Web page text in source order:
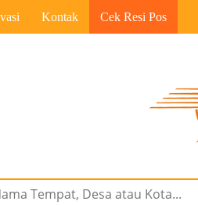
Kontak Cek Resi Pos